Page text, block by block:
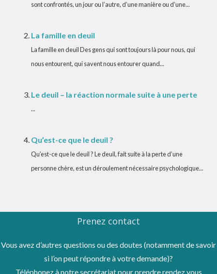
sont confrontés, un jour ou l’autre, d’une manière ou d’une...
La famille en deuil
La famille en deuil Des gens qui sont toujours là pour nous, qui
nous entourent, qui savent nous entourer quand...
Le deuil – la réaction normale suite à une perte
...
Qu’est-ce que le deuil ?
Qu’est-ce que le deuil ? Le deuil, fait suite à la perte d’une
personne chère, est un déroulement nécessaire psychologique...
Prenez contact
Vous avez d’autres questions ou des doutes (notamment de savoir
si l’on peut répondre à votre demande)?
Téléphonez à notre secrétariat pour prendre rendez vous